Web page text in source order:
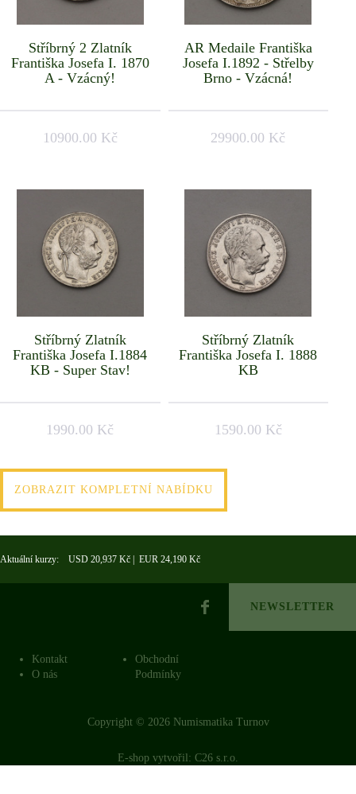
Stříbrný 2 Zlatník
Františka Josefa I. 1870
A - Vzácný!
10900.00 Kč
AR Medaile Františka
Josefa I.1892 - Střelby
Brno - Vzácná!
29900.00 Kč
Stříbrný Zlatník
Františka Josefa I.1884
KB - Super Stav!
1990.00 Kč
Stříbrný Zlatník
Františka Josefa I. 1888
KB
1590.00 Kč
ZOBRAZIT KOMPLETNÍ NABÍDKU
Aktuální kurzy: USD 20,937 Kč | EUR 24,190 Kč
NEWSLETTER
Kontakt
O nás
Obchodní
Podmínky
Copyright © 2026 Numismatika Turnov
E-shop vytvořil: C26 s.r.o.